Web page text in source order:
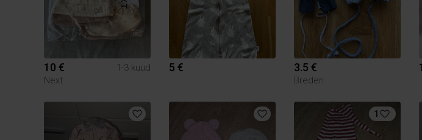
10 €
1-3 kuud
Next
5 € 3.5 €
Breden
1